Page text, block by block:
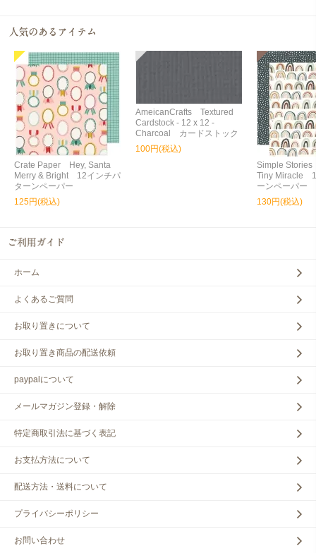
Crate Paper Hey, Santa
Merry & Bright 12インチパ
ターンペーパー
125円(税込)
AmeicanCrafts Textured
Cardstock - 12 x 12 -
Charcoal カードストック
100円(税込)
Simple
Tiny Miracle
ーンペーパー
130円(税込)
ホーム
よくあるご質問
お取り置きについて
お取り置き商品の配送依頼
paypalについて
メールマガジン登録・解除
特定商取引法に基づく表記
お支払方法について
配送方法・送料について
プライバシーポリシー
お問い合わせ